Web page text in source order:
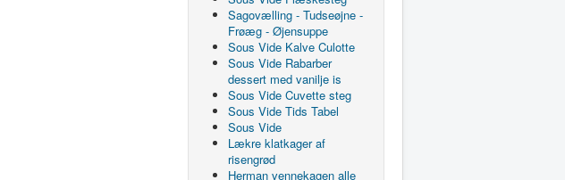
Sagovælling - Tudseøjne -
Frøæg - Øjensuppe
Sous Vide Kalve Culotte
Sous Vide Rabarber
dessert med vanilje is
Sous Vide Cuvette steg
Sous Vide Tids Tabel
Sous Vide
Lækre klatkager af
risengrød
Herman vennekagen alle